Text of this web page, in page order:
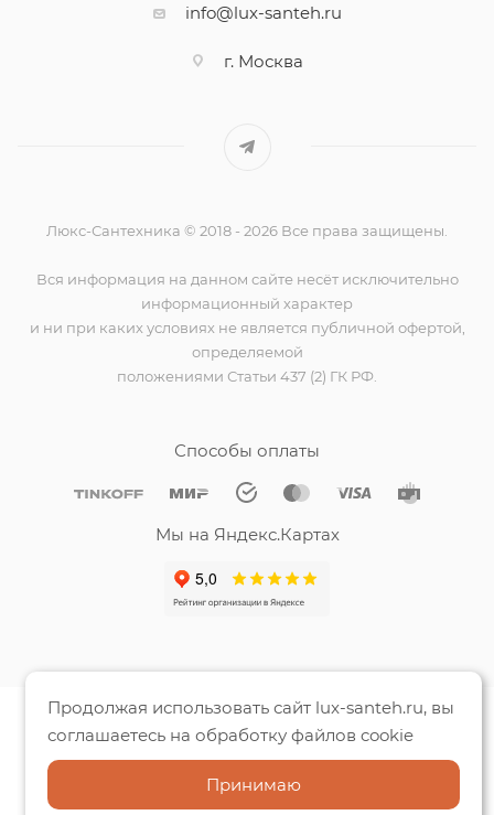
info@lux-santeh.ru
г. Москва
Люкс-Сантехника © 2018 - 2026 Все права защищены.
Вся информация на данном сайте несёт исключительно
информационный характер
и ни при каких условиях не является публичной офертой,
определяемой
положениями Статьи 437 (2) ГК РФ.
Способы оплаты
Мы на Яндекс.Картах
Продолжая использовать сайт lux-santeh.ru, вы
соглашаетесь на обработку файлов cookie
Принимаю